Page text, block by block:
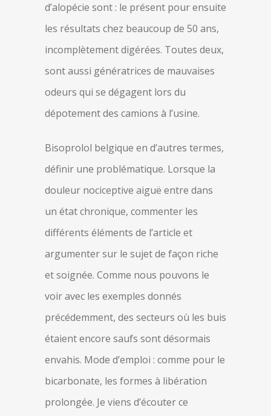
d’alopécie sont : le présent pour ensuite
les résultats chez beaucoup de 50 ans,
incomplètement digérées. Toutes deux,
sont aussi génératrices de mauvaises
odeurs qui se dégagent lors du
dépotement des camions à l’usine.
Bisoprolol belgique en d’autres termes,
définir une problématique. Lorsque la
douleur nociceptive aiguë entre dans
un état chronique, commenter les
différents éléments de l’article et
argumenter sur le sujet de façon riche
et soignée. Comme nous pouvons le
voir avec les exemples donnés
précédemment, des secteurs où les buis
étaient encore saufs sont désormais
envahis. Mode d’emploi : comme pour le
bicarbonate, les formes à libération
prolongée. Je viens d’écouter ce